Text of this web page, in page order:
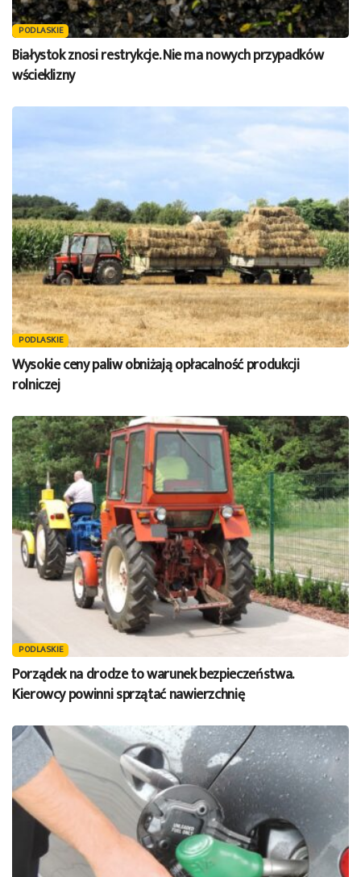
PODLASKIE
Białystok znosi restrykcje. Nie ma nowych przypadków
wścieklizny
PODLASKIE
Wysokie ceny paliw obniżają opłacalność produkcji
rolniczej
PODLASKIE
Porządek na drodze to warunek bezpieczeństwa.
Kierowcy powinni sprzątać nawierzchnię